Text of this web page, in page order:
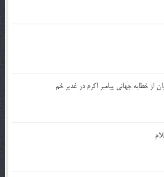
از خطابه جهانی پیامبر اکرم در غدیر خم